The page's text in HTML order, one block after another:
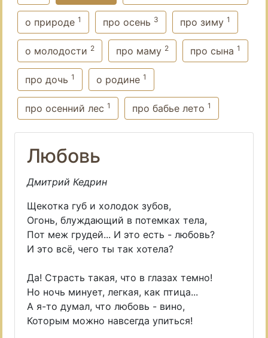
о природе 1 про осень 3 про зиму 1
о молодости 2 про маму 2 про сына 1
про дочь 1 о родине 1
про осенний лес 1 про бабье лето 1
Любовь
Дмитрий Кедрин
Щекотка губ и холодок зубов,
Огонь, блуждающий в потемках тела,
Пот меж грудей... И это есть - любовь?
И это всё, чего ты так хотела?
Да! Страсть такая, что в глазах темно!
Но ночь минует, легкая, как птица...
А я-то думал, что любовь - вино,
Которым можно навсегда упиться!